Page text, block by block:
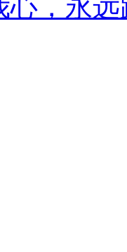
，永远